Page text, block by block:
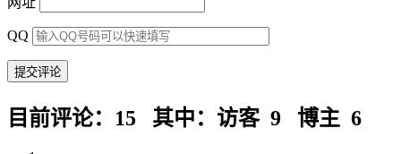
QQ
目前评论：15 其中：访客 9 博主 6